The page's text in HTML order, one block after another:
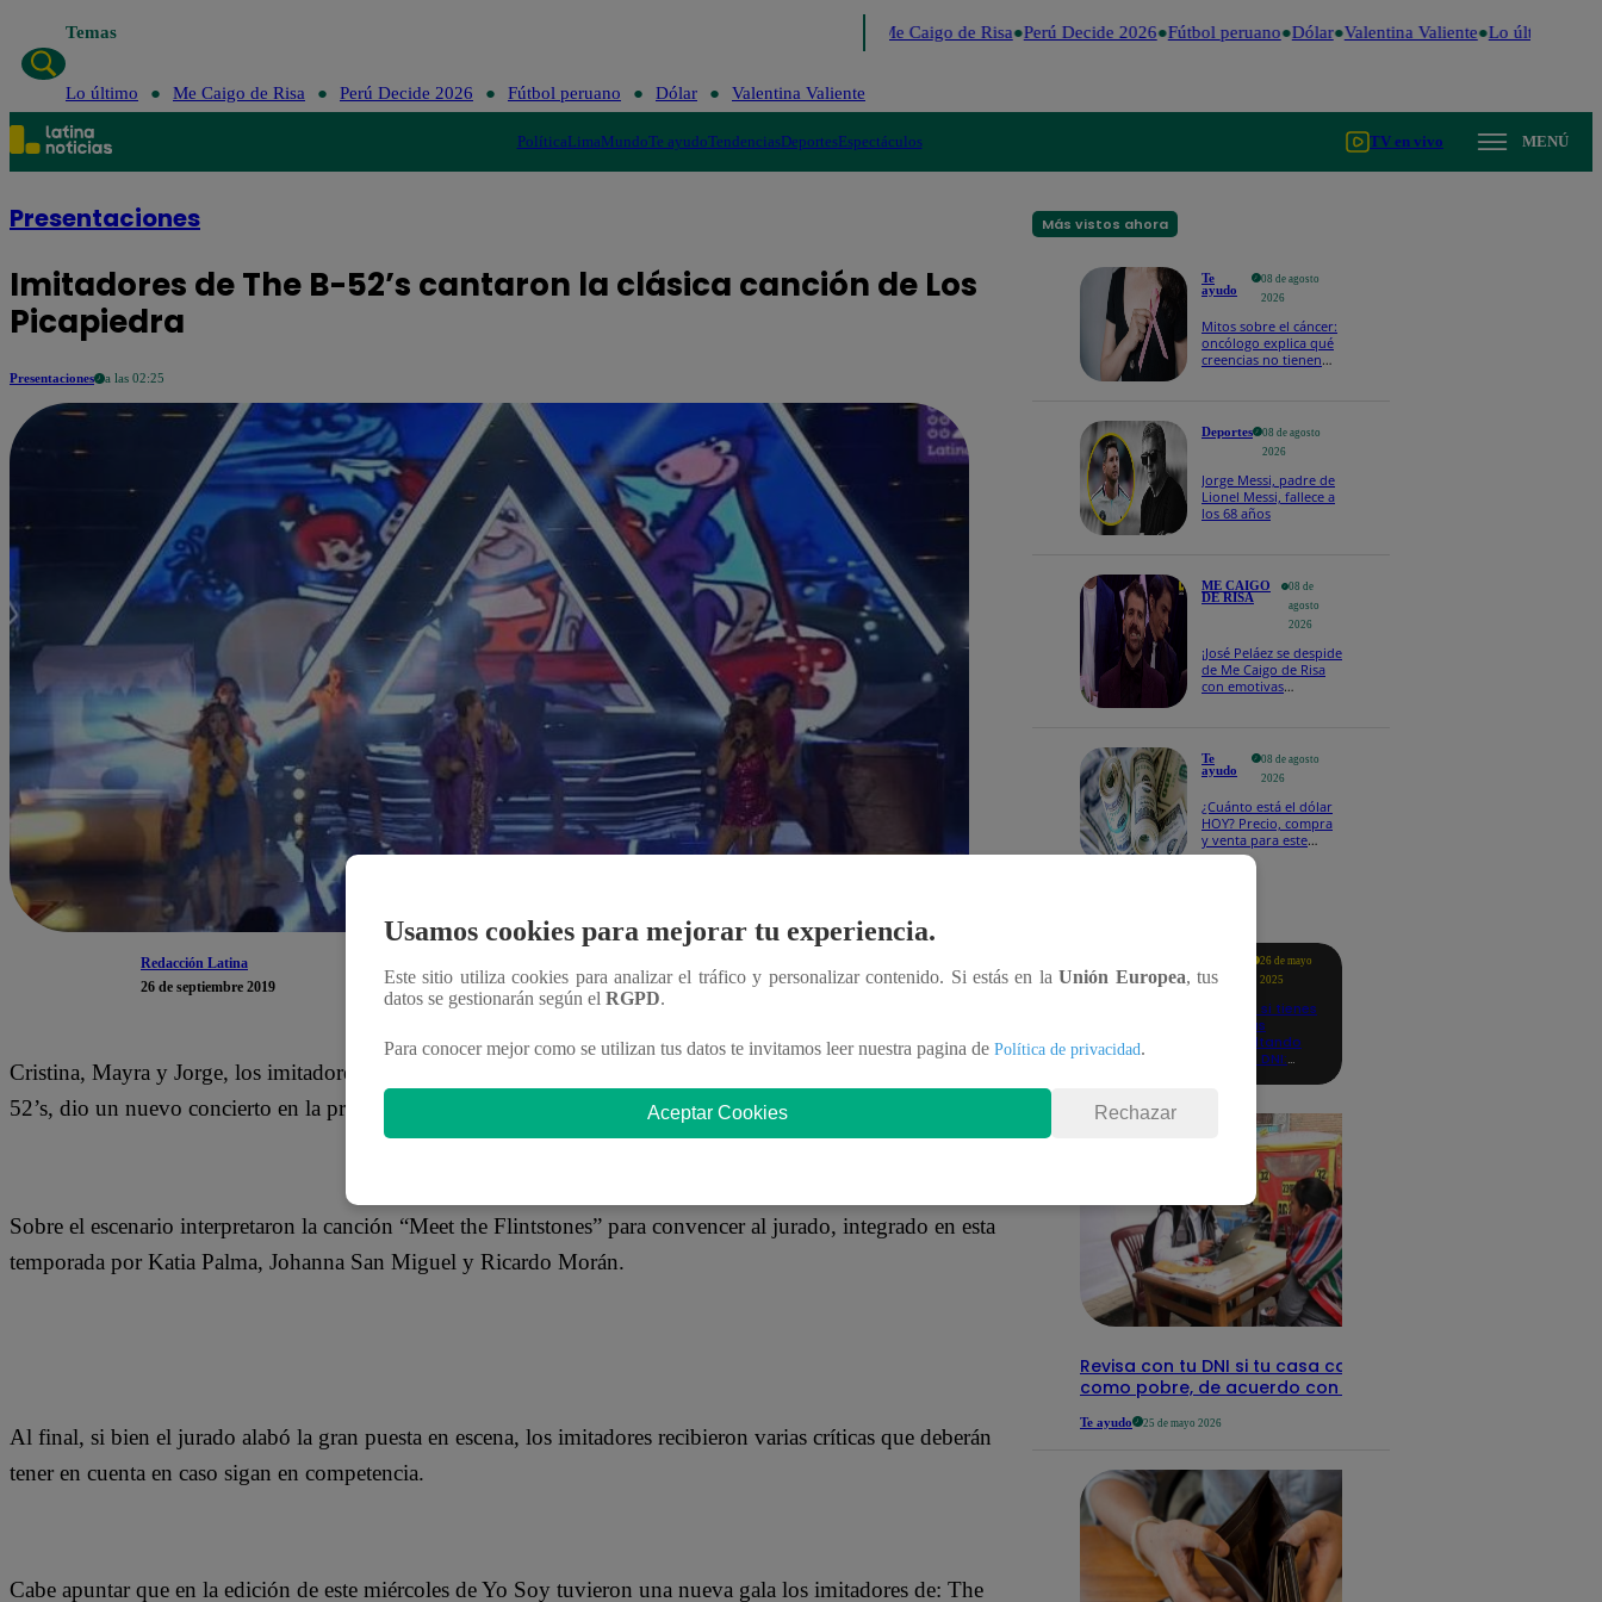
Temas Me Caigo de Risa Perú Decide 2026 Fútbol peruano Dólar Valentina Valiente Lo último
Lo último Me Caigo de Risa Perú Decide 2026 Fútbol peruano Dólar Valentina Valiente
PolíticaLimaMundoTe ayudoTendenciasDeportesEspectáculos TV en vivo MENÚ
Presentaciones
Imitadores de The B-52’s cantaron la clásica canción de Los
Picapiedra
Presentaciones a las 02:25
Redacción Latina
26 de septiembre 2019
Compartir
Cristina, Mayra y Jorge, los imitadores de los integrantes de la banda de new wave estadounidense The B-
52’s, dio un nuevo concierto en la presente temporada de Yo Soy.
Sobre el escenario interpretaron la canción “Meet the Flintstones” para convencer al jurado, integrado en esta
temporada por Katia Palma, Johanna San Miguel y Ricardo Morán.
Al final, si bien el jurado alabó la gran puesta en escena, los imitadores recibieron varias críticas que deberán
tener en cuenta en caso sigan en competencia.
Cabe apuntar que en la edición de este miércoles de Yo Soy tuvieron una nueva gala los imitadores de: The
Más vistos ahora
Te
ayudo
08 de agosto
2026
Mitos sobre el cáncer:
oncólogo explica qué
creencias no tienen
Deportes
08 de agosto
2026
Jorge Messi, padre de
Lionel Messi, fallece a
los 68 años
ME CAIGO
DE RISA
08 de
agosto
2026
¡José Peláez se despide
de Me Caigo de Risa
con emotivas
Te
ayudo
08 de agosto
2026
¿Cuánto está el dólar
HOY? Precio, compra
y venta para este
sábado 8 de agosto
ayudo
26 de mayo
2025
Revisa si tienes
deudas
consultando
con tu DNI:
detalles
Revisa con tu DNI si tu casa califica
como pobre, de acuerdo con el Sisfoh
Te ayudo 25 de mayo 2026
Usamos cookies para mejorar tu experiencia.
Este sitio utiliza cookies para analizar el tráfico y personalizar contenido. Si estás en laUnión Europea, tus
datos se gestionarán según el RGPD.
Para conocer mejor como se utilizan tus datos te invitamos leer nuestra pagina de Política de privacidad.
Aceptar Cookies Rechazar